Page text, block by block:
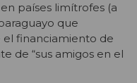
países limítrofes (a
que
el financiamiento de
de “sus amigos en el